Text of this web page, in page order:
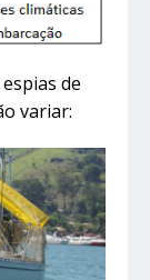
de
variar: